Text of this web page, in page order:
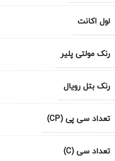
لول اکانت
رنک مولتی پلیر
رنک بتل رویال
تعداد سی پی (CP)
تعداد سی (C)